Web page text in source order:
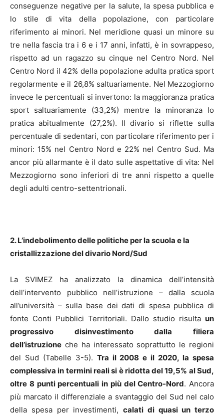
conseguenze negative per la salute, la spesa pubblica e
lo stile di vita della popolazione, con particolare
riferimento ai minori. Nel meridione quasi un minore su
tre nella fascia tra i 6 e i 17 anni, infatti, è in sovrappeso,
rispetto ad un ragazzo su cinque nel Centro Nord. Nel
Centro Nord il 42% della popolazione adulta pratica sport
regolarmente e il 26,8% saltuariamente. Nel Mezzogiorno
invece le percentuali si invertono: la maggioranza pratica
sport saltuariamente (33,2%) mentre la minoranza lo
pratica abitualmente (27,2%). Il divario si riflette sulla
percentuale di sedentari, con particolare riferimento per i
minori: 15% nel Centro Nord e 22% nel Centro Sud. Ma
ancor più allarmante è il dato sulle aspettative di vita: Nel
Mezzogiorno sono inferiori di tre anni rispetto a quelle
degli adulti centro-settentrionali.
2. L’indebolimento delle politiche per la scuola e la
cristallizzazione del divario Nord/Sud
La SVIMEZ ha analizzato la dinamica dell’intensità
dell’intervento pubblico nell’istruzione – dalla scuola
all’università – sulla base dei dati di spesa pubblica di
fonte Conti Pubblici Territoriali. Dallo studio risulta un
progressivo disinvestimento dalla filiera
dell’istruzione che ha interessato soprattutto le regioni
del Sud (Tabelle 3-5). Tra il 2008 e il 2020, la spesa
complessiva in termini reali si è ridotta del 19,5% al Sud,
oltre 8 punti percentuali in più del Centro-Nord. Ancora
più marcato il differenziale a svantaggio del Sud nel calo
della spesa per investimenti, calati di quasi un terzo